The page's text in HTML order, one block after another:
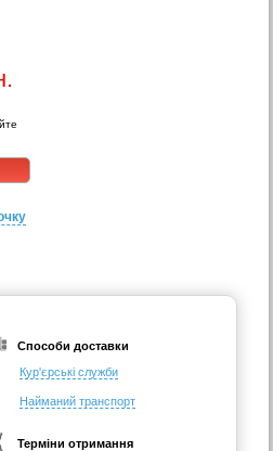
Способи доставки
Кур'єрські служби
Найманий транспорт
Терміни отримання